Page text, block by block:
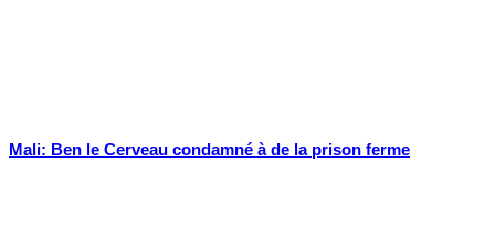
Mali: Ben le Cerveau condamné à de la prison ferme